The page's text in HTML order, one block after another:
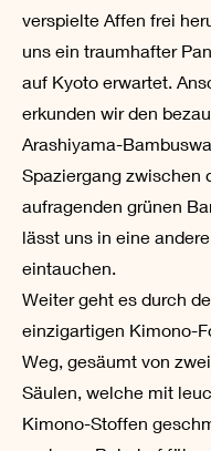
verspielte Affen frei
uns ein traumhafter
auf Kyoto erwartet.
erkunden wir den
Arashiyama-
Spaziergang zwischen
aufragenden grünen
lässt uns in eine
eintauchen.
Weiter geht es durch
einzigartigen Kimono-
Weg, gesäumt von
Säulen, welche mit
Kimono-Stoffen